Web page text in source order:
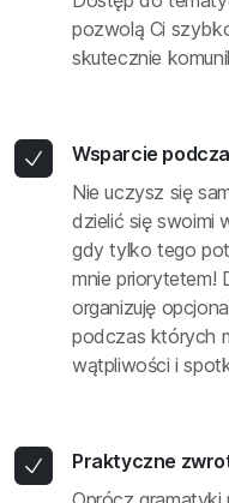
pozwolą Ci
skutecznie
Wsparcie
Nie uczysz się
dzielić się swoimi
gdy tylko tego
mnie priorytetem!
organizuję
podczas których
wątpliwości i
Praktyczne